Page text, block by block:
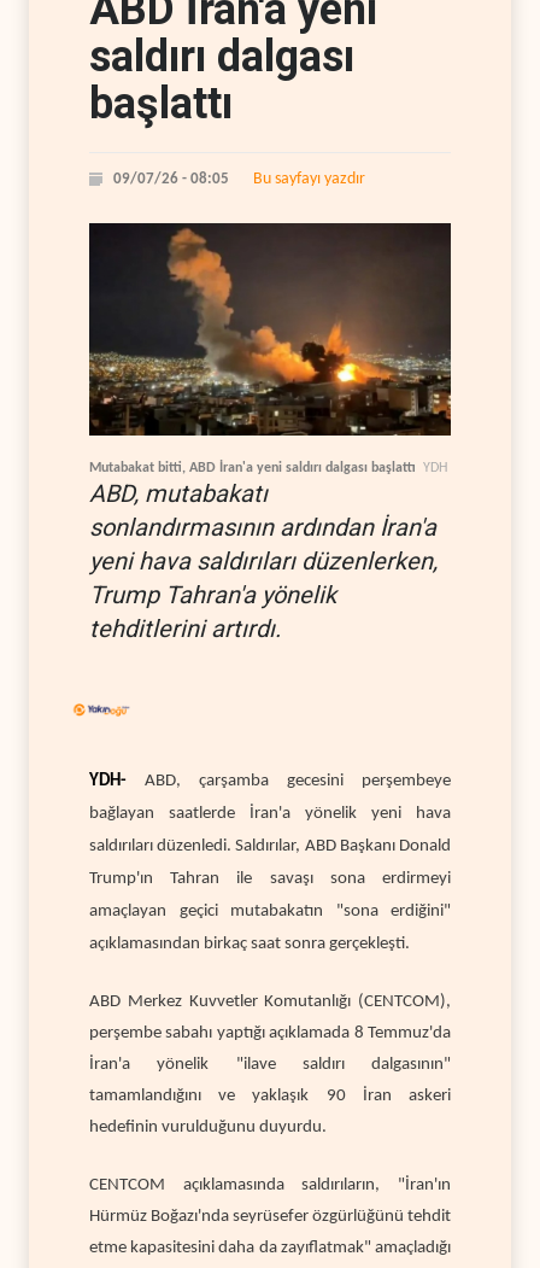
saldırı dalgası
başlattı
09/07/26 - 08:05 Bu sayfayı yazdır
Mutabakat bitti, ABD İran'a yeni saldırı dalgası başlattı YDH
ABD, mutabakatı
sonlandırmasının ardından İran'a
yeni hava saldırıları düzenlerken,
Trump Tahran'a yönelik
tehditlerini artırdı.
YDH- ABD, çarşamba gecesini perşembeye
bağlayan saatlerde İran'a yönelik yeni hava
saldırıları düzenledi. Saldırılar, ABD Başkanı Donald
Trump'ın Tahran ile savaşı sona erdirmeyi
amaçlayan geçici mutabakatın "sona erdiğini"
açıklamasından birkaç saat sonra gerçekleşti.
ABD Merkez Kuvvetler Komutanlığı (CENTCOM),
perşembe sabahı yaptığı açıklamada 8 Temmuz'da
İran'a yönelik "ilave saldırı dalgasının"
tamamlandığını ve yaklaşık 90 İran askeri
hedefinin vurulduğunu duyurdu.
CENTCOM açıklamasında saldırıların, "İran'ın
Hürmüz Boğazı'nda seyrüsefer özgürlüğünü tehdit
etme kapasitesini daha da zayıflatmak" amaçladığı